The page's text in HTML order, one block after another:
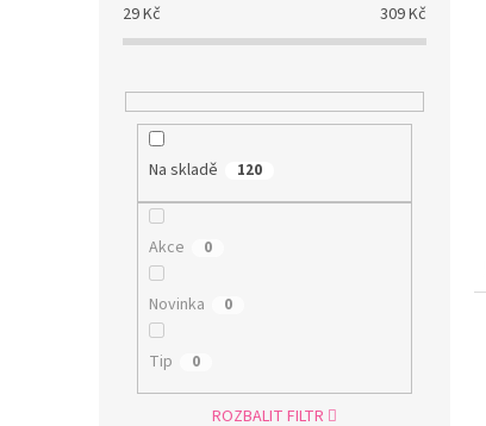
29Kč 309Kč
Na skladě 120
Akce 0
Novinka 0
Tip 0
ROZBALIT FILTR